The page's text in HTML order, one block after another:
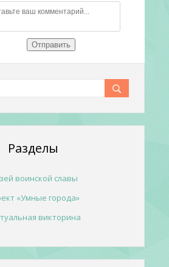
Отправить
Разделы
воинской славы
«Умные города»
викторина